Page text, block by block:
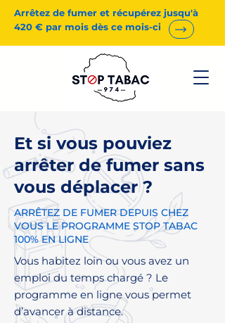
Arrêtez de fumer et récupérez jusqu'à
420 € par mois dès ce mois-ci
Et si vous pouviez
arrêter de fumer sans
vous déplacer ?
ARRÊTEZ DE FUMER DEPUIS CHEZ
VOUS LE PROGRAMME STOP TABAC
100% EN LIGNE
Vous habitez loin ou vous avez un
emploi du temps chargé ? Le
programme en ligne vous permet
d’avancer à distance.